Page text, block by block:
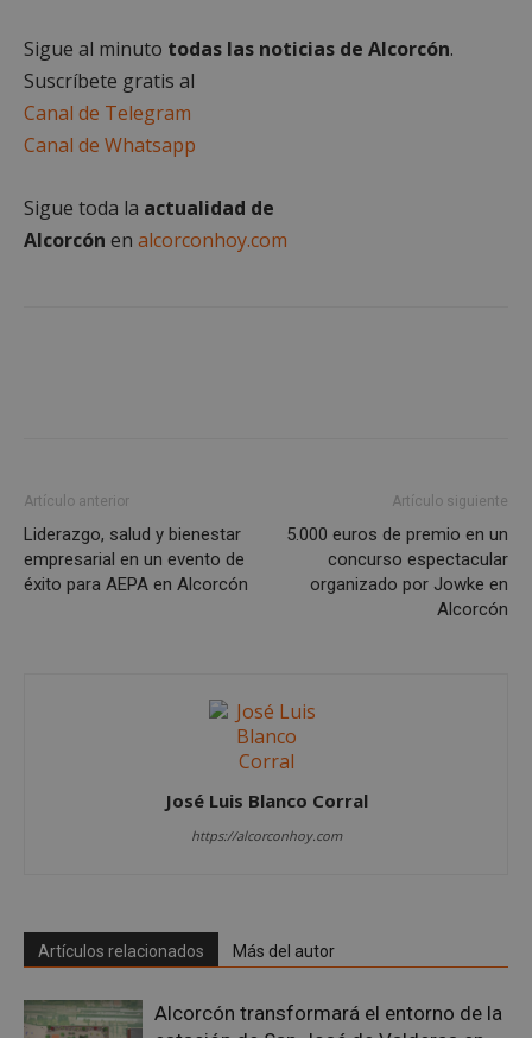
Sigue al minuto todas las noticias de Alcorcón.
Suscríbete gratis al
Canal de Telegram
Canal de Whatsapp
Sigue toda la actualidad de
Alcorcón en alcorconhoy.com
Artículo anterior
Liderazgo, salud y bienestar
empresarial en un evento de
éxito para AEPA en Alcorcón
Artículo siguiente
5.000 euros de premio en un
concurso espectacular
organizado por Jowke en
Alcorcón
José Luis Blanco Corral
https://alcorconhoy.com
Artículos relacionados Más del autor
Alcorcón transformará el entorno de la
AWSALBCORS
sp_landing
Spotify Inc.
.spotify.com
23 horas 59
VISITOR_PRIVACY_METADATA